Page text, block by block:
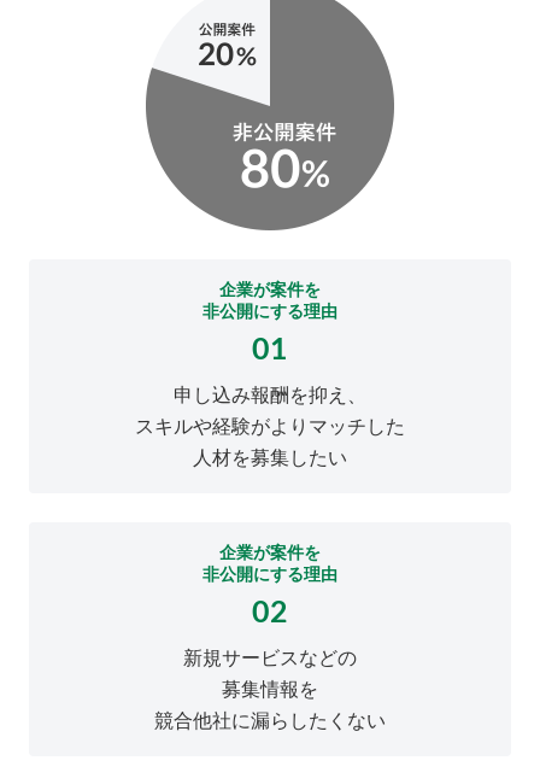
企業が案件を
非公開にする理由
01
申し込み報酬を抑え、
スキルや経験がよりマッチした
人材を募集したい
企業が案件を
非公開にする理由
02
新規サービスなどの
募集情報を
競合他社に漏らしたくない